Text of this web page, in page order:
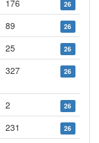
176 26
89 26
25 26
327 26
2 26
231 26